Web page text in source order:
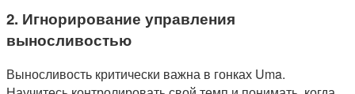
2. Игнорирование управления
выносливостью
Выносливость критически важна в гонках Uma.